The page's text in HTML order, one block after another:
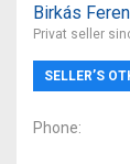
Birkás
Privat seller
SELLER’S
Phone